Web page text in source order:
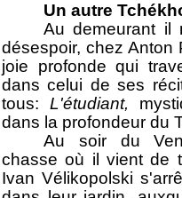
Un autre
Au demeurant
désespoir, chez Anton
joie profonde qui
dans celui de ses
tous: L'étudiant,
dans la profondeur du
Au soir du
chasse où il vient de
Ivan Vélikopolski